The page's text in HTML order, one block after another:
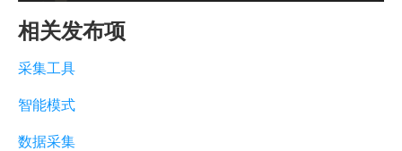
相关发布项
采集工具
智能模式
数据采集